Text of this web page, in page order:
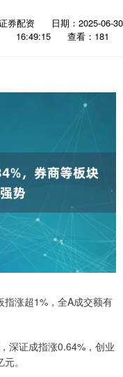
券配资
日期：2025-06-30
16:49:15
查看：181
涨超1%，全A成交额有
深证成指涨0.64%，创业
。